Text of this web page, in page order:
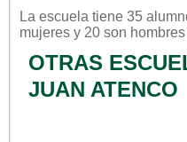
La escuela tiene 35
mujeres y 20 son
OTRAS
JUAN ATENCO